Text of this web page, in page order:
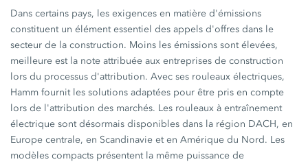
Dans certains pays, les exigences en matière d'émissions
constituent un élément essentiel des appels d'offres dans le
secteur de la construction. Moins les émissions sont élevées,
meilleure est la note attribuée aux entreprises de construction
lors du processus d'attribution. Avec ses rouleaux électriques,
Hamm fournit les solutions adaptées pour être pris en compte
lors de l'attribution des marchés. Les rouleaux à entraînement
électrique sont désormais disponibles dans la région DACH, en
Europe centrale, en Scandinavie et en Amérique du Nord. Les
modèles compacts présentent la même puissance de